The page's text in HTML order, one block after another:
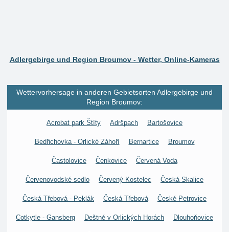
Adlergebirge und Region Broumov - Wetter, Online-Kameras
Wettervorhersage in anderen Gebietsorten Adlergebirge und
Region Broumov:
Acrobat park Štíty Adršpach Bartošovice
Bedřichovka - Orlické Záhoří Bernartice Broumov
Častolovice Čenkovice Červená Voda
Červenovodské sedlo Červený Kostelec Česká Skalice
Česká Třebová - Peklák Česká Třebová České Petrovice
Cotkytle - Gansberg Deštné v Orlických Horách Dlouhoňovice